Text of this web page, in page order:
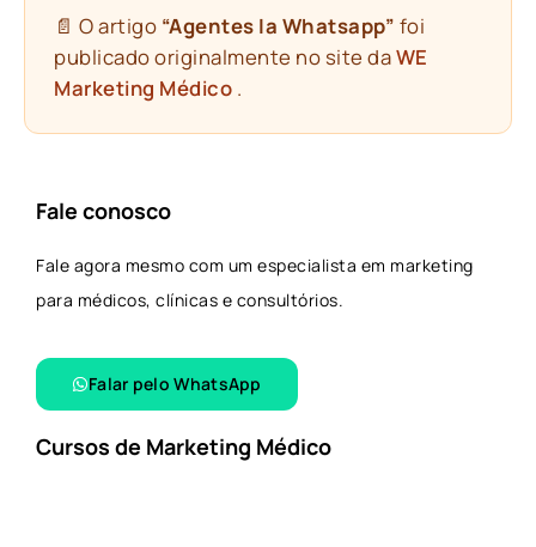
📄 O artigo “Agentes Ia Whatsapp” foi
publicado originalmente no site daWE
Marketing Médico .
Fale conosco
Fale agora mesmo com um especialista em marketing
para médicos, clínicas e consultórios.
Falar pelo WhatsApp​
Cursos de Marketing Médico